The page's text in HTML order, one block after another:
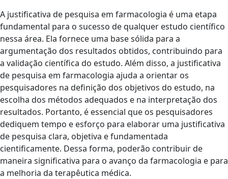
A justificativa de pesquisa em farmacologia é uma etapa
fundamental para o sucesso de qualquer estudo científico
nessa área. Ela fornece uma base sólida para a
argumentação dos resultados obtidos, contribuindo para
a validação científica do estudo. Além disso, a justificativa
de pesquisa em farmacologia ajuda a orientar os
pesquisadores na definição dos objetivos do estudo, na
escolha dos métodos adequados e na interpretação dos
resultados. Portanto, é essencial que os pesquisadores
dediquem tempo e esforço para elaborar uma justificativa
de pesquisa clara, objetiva e fundamentada
cientificamente. Dessa forma, poderão contribuir de
maneira significativa para o avanço da farmacologia e para
a melhoria da terapêutica médica.